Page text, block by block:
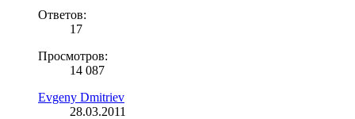
Ответов:
17
Просмотров:
14 087
Evgeny Dmitriev
28.03.2011